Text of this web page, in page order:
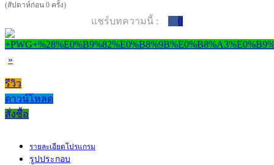
(สัปดาห์ก่อน 0 ครั้ง)
แชร์บทความนี้ : 0
»
รีวิว
ดาวน์โหลด
สั่งซื้อ
รายละเอียดโปรแกรม
รูปประกอบ